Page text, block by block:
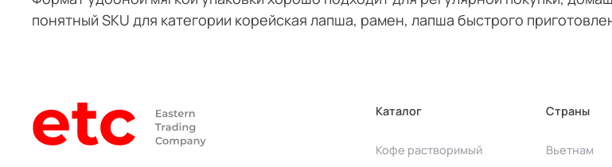
понятный SKU для категории корейская лапша, рамен, лапша быстрого
Каталог
Кофе растворимый
Страны
Вьетнам